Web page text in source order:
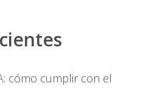
cómo cumplir con el